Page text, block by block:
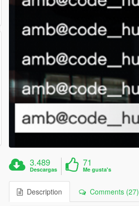
3.489
Descargas
71
Me gusta's
Description Comments (27)